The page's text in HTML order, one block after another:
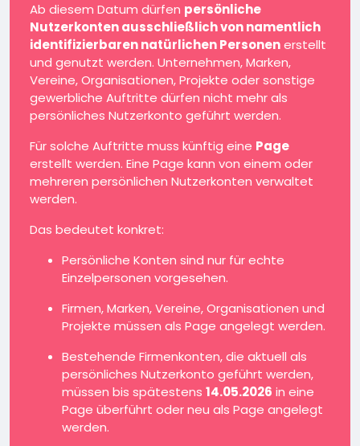
Ab diesem Datum dürfen persönliche
Nutzerkonten ausschließlich von namentlich
identifizierbaren natürlichen Personenerstellt
und genutzt werden. Unternehmen, Marken,
Vereine, Organisationen, Projekte oder sonstige
gewerbliche Auftritte dürfen nicht mehr als
persönliches Nutzerkonto geführt werden.
Für solche Auftritte muss künftig eine Page
erstellt werden. Eine Page kann von einem oder
mehreren persönlichen Nutzerkonten verwaltet
werden.
Das bedeutet konkret:
Persönliche Konten sind nur für echte
Einzelpersonen vorgesehen.
Firmen, Marken, Vereine, Organisationen und
Projekte müssen als Page angelegt werden.
Bestehende Firmenkonten, die aktuell als
persönliches Nutzerkonto geführt werden,
müssen bis spätestens 14.05.2026 in eine
Page überführt oder neu als Page angelegt
werden.